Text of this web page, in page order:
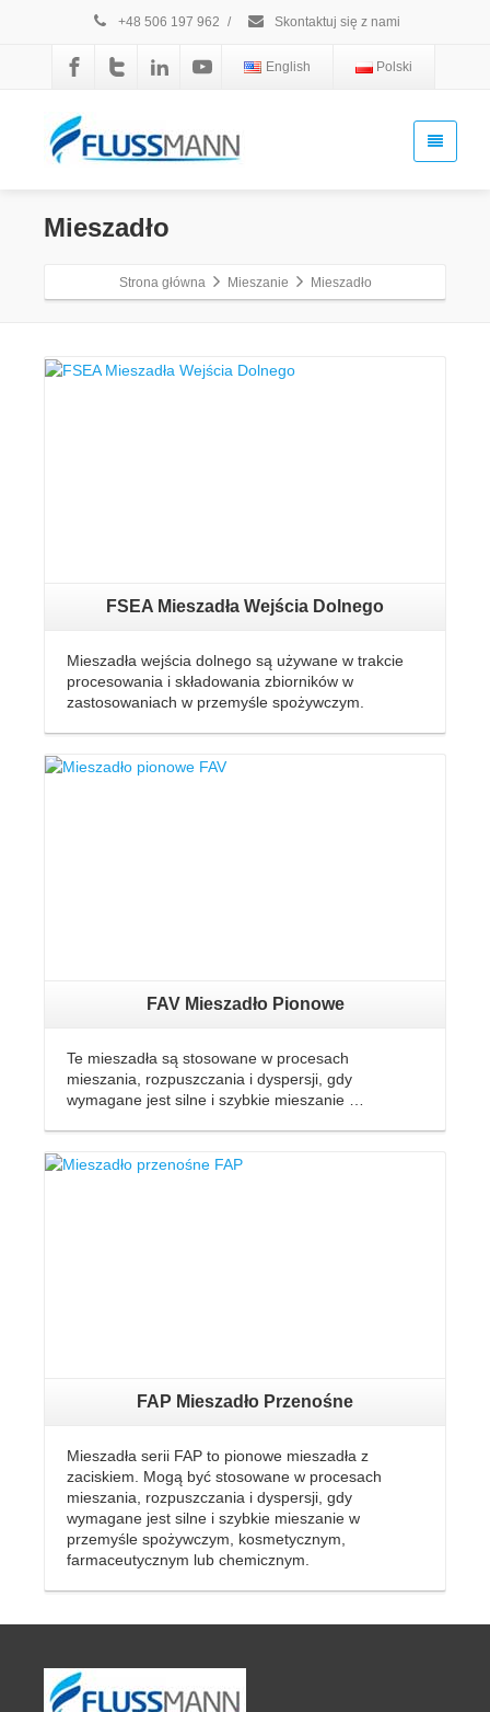
+48 506 197 962 / Skontaktuj się z nami
English Polski
Mieszadło
Strona główna Mieszanie Mieszadło
FSEA Mieszadła Wejścia Dolnego
Mieszadła wejścia dolnego są używane w trakcie
procesowania i składowania zbiorników w
zastosowaniach w przemyśle spożywczym.
FAV Mieszadło Pionowe
Te mieszadła są stosowane w procesach
mieszania, rozpuszczania i dyspersji, gdy
wymagane jest silne i szybkie mieszanie …
FAP Mieszadło Przenośne
Mieszadła serii FAP to pionowe mieszadła z
zaciskiem. Mogą być stosowane w procesach
mieszania, rozpuszczania i dyspersji, gdy
wymagane jest silne i szybkie mieszanie w
przemyśle spożywczym, kosmetycznym,
farmaceutycznym lub chemicznym.